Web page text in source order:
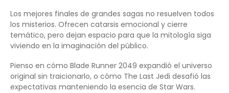
Los mejores finales de grandes sagas no resuelven todos
los misterios. Ofrecen catarsis emocional y cierre
temático, pero dejan espacio para que la mitología siga
viviendo en la imaginación del público.
Pienso en cómo Blade Runner 2049 expandió el universo
original sin traicionarlo, o cómo The Last Jedi desafió las
expectativas manteniendo la esencia de Star Wars.